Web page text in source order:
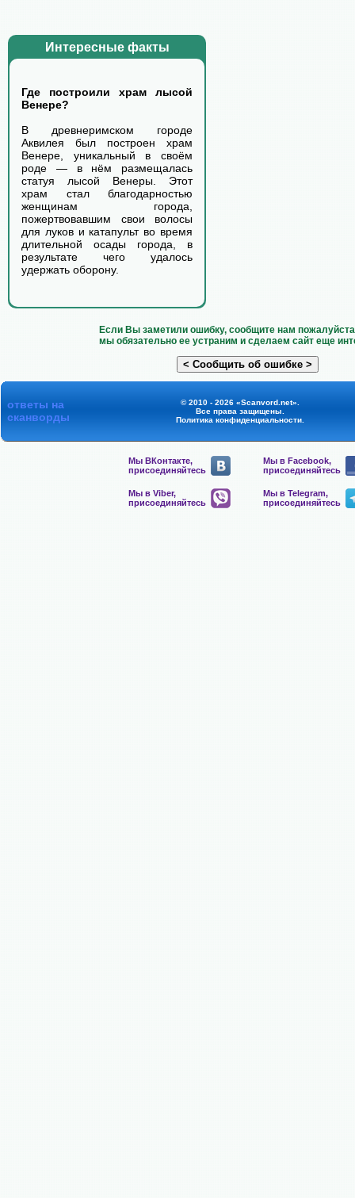
Интересные факты
Где построили храм лысой
Венере?
В древнеримском городе
Аквилея был построен храм
Венере, уникальный в своём
роде — в нём размещалась
статуя лысой Венеры. Этот
храм стал благодарностью
женщинам города,
пожертвовавшим свои волосы
для луков и катапульт во время
длительной осады города, в
результате чего удалось
удержать оборону.
Если Вы заметили ошибку, сообщите нам
мы обязательно ее устраним и сделаем сайт еще
ответы на
сканворды
© 2010 - 2026 «Scanvord.net».
Все права защищены.
Политика конфиденциальности.
Мы ВКонтакте,
присоединяйтесь
Мы в Facebook,
присоединяйтесь
Мы в Viber,
присоединяйтесь
Мы в Telegram,
присоединяйтесь